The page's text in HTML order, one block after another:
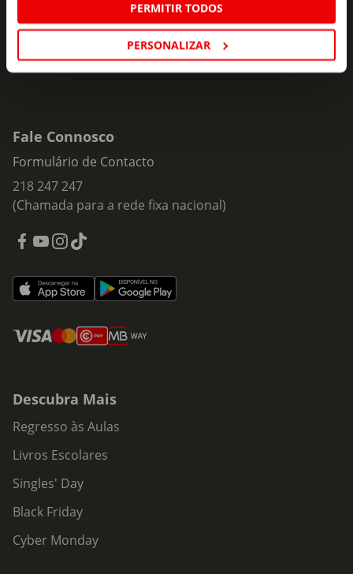
PERMITIR TODOS
PERSONALIZAR
Fale Connosco
Formulário de Contacto
218 247 247
(Chamada para a rede fixa nacional)
Descubra Mais
Regresso às Aulas
Livros Escolares
Singles' Day
Black Friday
Cyber Monday